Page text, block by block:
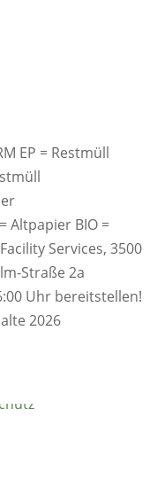
EP = Restmüll
Altpapier BIO =
Services, 3500
Straße 2a
Uhr bereitstellen!
2026